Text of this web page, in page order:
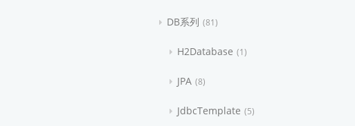
DB系列 81
H2Database 1
JPA 8
JdbcTemplate 5